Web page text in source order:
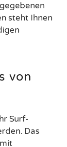
steht Ihnen
von
Surf-
Das